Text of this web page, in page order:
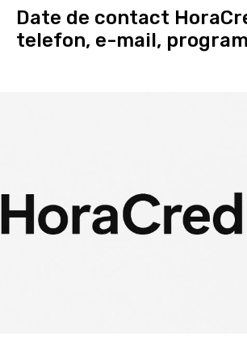
Date de contact
telefon, e-mail, program